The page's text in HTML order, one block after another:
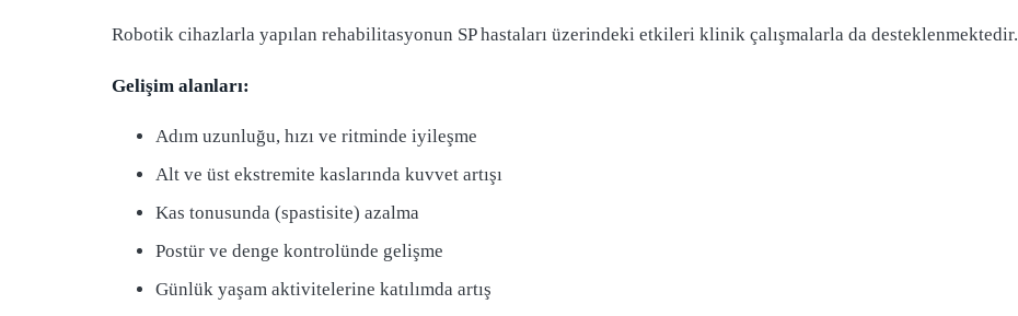
Robotik cihazlarla yapılan rehabilitasyonun SP hastaları üzerindeki etkileri klinik çalışmalarla da desteklenmektedir.
Gelişim alanları:
Adım uzunluğu, hızı ve ritminde iyileşme
Alt ve üst ekstremite kaslarında kuvvet artışı
Kas tonusunda (spastisite) azalma
Postür ve denge kontrolünde gelişme
Günlük yaşam aktivitelerine katılımda artış